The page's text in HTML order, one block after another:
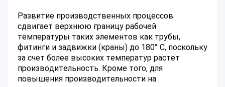
Развитие производственных процессов
сдвигает верхнюю границу рабочей
температуры таких элементов как трубы,
фитинги и задвижки (краны) до 180° С, поскольку
за счет более высоких температур растет
производительность. Кроме того, для
повышения производительности на